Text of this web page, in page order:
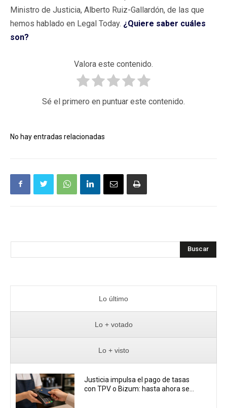
Ministro de Justicia, Alberto Ruiz-Gallardón, de las que
hemos hablado en Legal Today. ¿Quiere saber cuáles
son?
Valora este contenido.
Sé el primero en puntuar este contenido.
No hay entradas relacionadas
Buscar
Lo último
Lo + votado
Lo + visto
Justicia impulsa el pago de tasas
con TPV o Bizum: hasta ahora se...